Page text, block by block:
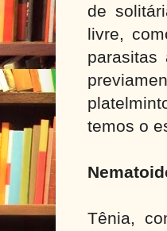
de
livre,
parasitas
temos o
Tênia,